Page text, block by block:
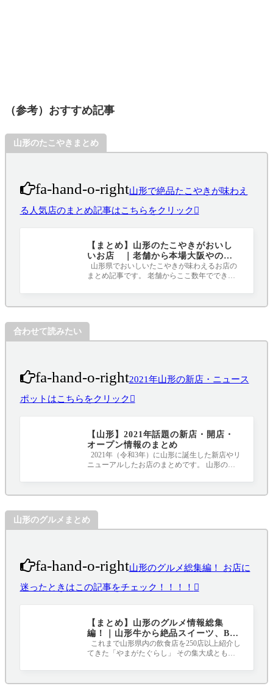
（参考）おすすめ記事
山形のたこやきまとめ
fa-hand-o-right山形で絶品たこやきが味わえ
る人気店のまとめ記事はこちらをクリック
【まとめ】山形のたこやきがおいし
いお店 ｜老舗から本場大阪やの味
が楽しめるお店まで
山形県でおいしいたこやきが味わえるお店の
まとめ記事です。 老舗からここ数年でできた
合わせて読みたい
fa-hand-o-right2021年山形の新店・ニュース
ポットはこちらをクリック
【山形】2021年話題の新店・開店・
オープン情報のまとめ
2021年（令和3年）に山形に誕生した新店やリ
ニューアルしたお店のまとめです。 山形のニ
山形のグルメまとめ
fa-hand-o-right山形のグルメ総集編！ お店に
迷ったときはこの記事をチェック！！！！
【まとめ】山形のグルメ情報総集
編！｜山形牛から絶品スイーツ、B級
グルメまで
これまで山形県内の飲食店を250店以上紹介し
てきた「やまがたぐらし」 その集大成ともい